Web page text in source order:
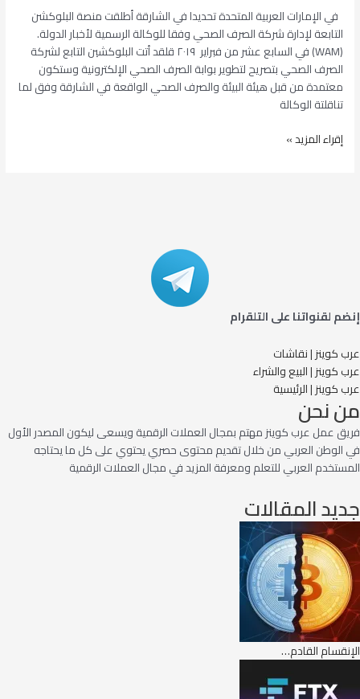
في الإمارات العربية المتحدة تحديدا في الشارقة أطلقت منصة البلوكشن
التابعة لإدارة شركة الصرف الصحي وفقا للوكالة الرسمية لأخبار الدولة.
(WAM) في السابع عشر من فبراير ٢٠١٩ قلقد أتت البلوكشين التابع لشركة
الصرف الصحي بتصريح لتطوير بوابة الصرف الصحي الإلكترونية وستكون
معتمدة من قبل هيئة البيئة والصرف الصحي الواقعة في الشارقة وفق لما
تناقلتة الوكالة
إ
ل
ر
ف
ا
ل
ص
ح
ي
ت
ل
ق
م
ن
ص
ة
ب
ل
و
ش
إقراء المزيد »
إنضم لقنواتنا على التلقرام
عرب كوينز | نقاشات
عرب كوينز | البيع والشراء
عرب كوينز | الرئيسية
من نحن
فريق عمل عرب كوينز مهتم بمجال العملات الرقمية ويسعى ليكون المصدر الأول
في الوطن العربي من خلال تقديم محتوى حصري يحتوي على كل ما يحتاجه
المستخدم العربي للتعلم ومعرفة المزيد في مجال العملات الرقمية
جديد المقالات
الإنقسام القادم…